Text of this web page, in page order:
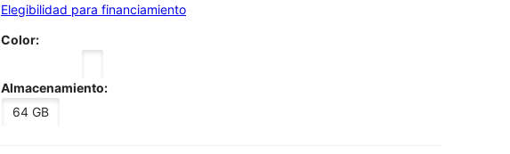
Elegibilidad para financiamiento
Color:
Almacenamiento:
64 GB